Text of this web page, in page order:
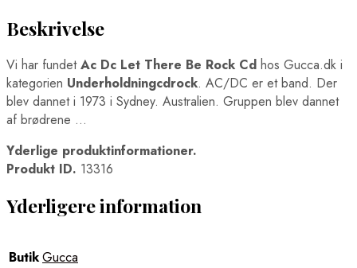
Beskrivelse
Vi har fundetAc Dc Let There Be Rock Cd hos Gucca.dk i
kategorien Underholdningcdrock. AC/DC er et band. Der
blev dannet i 1973 i Sydney. Australien. Gruppen blev dannet
af brødrene …
Yderlige produktinformationer.
Produkt ID. 13316
Yderligere information
ButikGucca